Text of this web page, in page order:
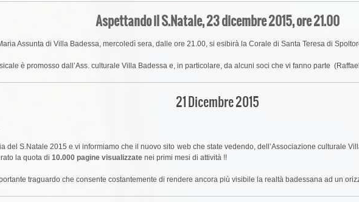
Aspettando il S.Natale, 23 dicembre 2015, ore 21.00
Assunta di Villa Badessa, mercoledì sera, dalle ore 21.00, si esibirà la Corale di Santa Teresa di
è promosso dall’Ass. culturale Villa Badessa e, in particolare, da alcuni soci che vi fanno parte
21 Dicembre 2015
del S.Natale 2015 e vi informiamo che il nuovo sito web che state vedendo, dell’Associazione culturale
la quota di 10.000 pagine visualizzate nei primi mesi di attività !!
traguardo che consente costantemente di rendere ancora più visibile la realtà badessana ad un